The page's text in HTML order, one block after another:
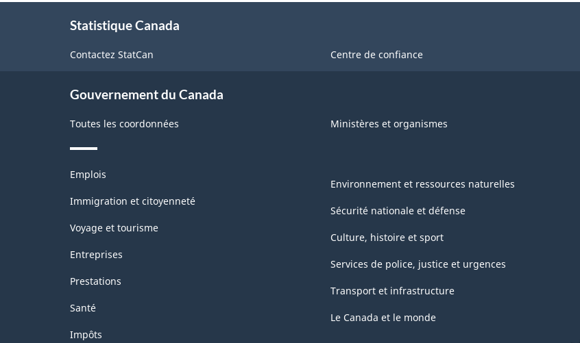
Statistique Canada
Contactez StatCan Centre de confiance
Gouvernement du Canada
Toutes les coordonnées Ministères et organismes
Thèmes
sujets
Emplois
Immigration et citoyenneté
Voyage et tourisme
Entreprises
Prestations
Santé
Impôts
Environnement et ressources naturelles
Sécurité nationale et défense
Culture, histoire et sport
Services de police, justice et urgences
Transport et infrastructure
Le Canada et le monde